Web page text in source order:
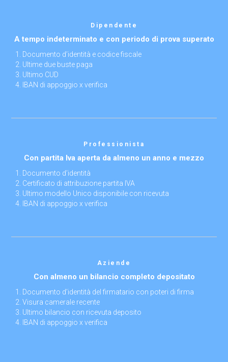
Dipendente
A tempo indeterminato e con periodo di prova superato
Documento d’identità e codice fiscale
Ultime due buste paga
Ultimo CUD
IBAN di appoggio x verifica
Professionista
Con partita Iva aperta da almeno un anno e mezzo
Documento d’identità
Certificato di attribuzione partita IVA
Ultimo modello Unico disponibile con ricevuta
IBAN di appoggio x verifica
Aziende
Con almeno un bilancio completo depositato
Documento d’identità del firmatario con poteri di firma
Visura camerale recente
Ultimo bilancio con ricevuta deposito
IBAN di appoggio x verifica